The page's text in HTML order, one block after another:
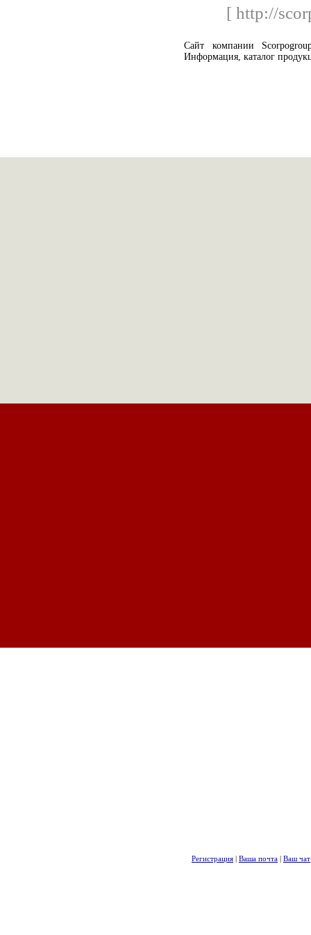
[ http://
Сайт компании
Информация, каталог
Регистрация | Ваша почта | Ваш чат